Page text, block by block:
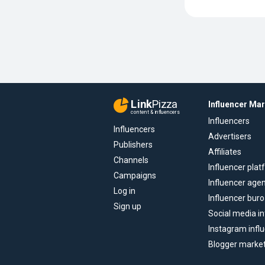
LinkPizza
content & influencers
Influencers
Publishers
Channels
Campaigns
Log in
Sign up
Influencer
Influencers
Advertisers
Affiliates
Influencer
Influencer
Influencer buro
Social media
Instagram
Blogger